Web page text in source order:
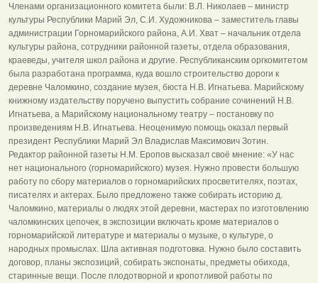
Членами организационного комитета были: В.Л. Николаев – министр
культуры Республики Марий Эл, С.И. Художникова – заместитель главы
администрации Горномарийского района, А.И. Хват – начальник отдела
культуры района, сотрудники районной газеты, отдела образования,
краеведы, учителя школ района и другие. Республиканским оргкомитетом
была разработана программа, куда вошло строительство дороги к
деревне Чаломкино, создание музея, бюста Н.В. Игнатьева. Марийскому
книжному издательству поручено выпустить собрание сочинений Н.В.
Игнатьева, а Марийскому национальному театру – постановку по
произведениям Н.В. Игнатьева. Неоценимую помощь оказал первый
президент Республики Марий Эл Владислав Максимович Зотин.
Редактор районной газеты Н.М. Еропов высказал своё мнение: «У нас
нет национального (горномарийского) музея. Нужно провести большую
работу по сбору материалов о горномарийских просветителях, поэтах,
писателях и актерах. Было предложено также собирать историю д.
Чаломкино, материалы о людях этой деревни, мастерах по изготовлению
чаломкинских цепочек, в экспозиции включать кроме материалов о
горномарийской литературе и материалы о музыке, о культуре, о
народных промыслах. Шла активная подготовка. Нужно было составить
договор, планы экспозиций, собирать экспонаты, предметы обихода,
старинные вещи. После плодотворной и кропотливой работы по